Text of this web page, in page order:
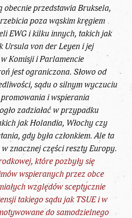
obecnie przedstawia Bruksela,
poza wąskim kręgiem
EWG i kilku innych, takich jak
Ursula von der Leyen i jej
Komisji i Parlamencie
jest ograniczona. Słowo od
sądu o silnym wyczuciu
i wspierania
zadziałać w przypadku
jak Holandia, Włochy czy
gdy była członkiem. Ale ta
znacznej części reszty Europy.
które pozbyły się
wspieranych przez obce
względów sceptycznie
takiego sądu jak TSUE i w
do samodzielnego